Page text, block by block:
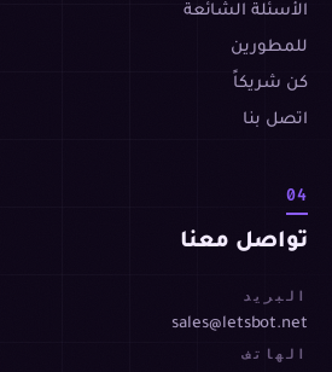
الأسئلة الشائعة
للمطورين
كن شريكاً
اتصل بنا
04
تواصل معنا
البريد
sales@letsbot.net
الهاتف